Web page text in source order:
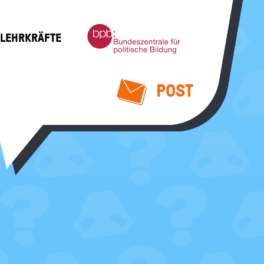
Bundeszentrale
für
politische
POST